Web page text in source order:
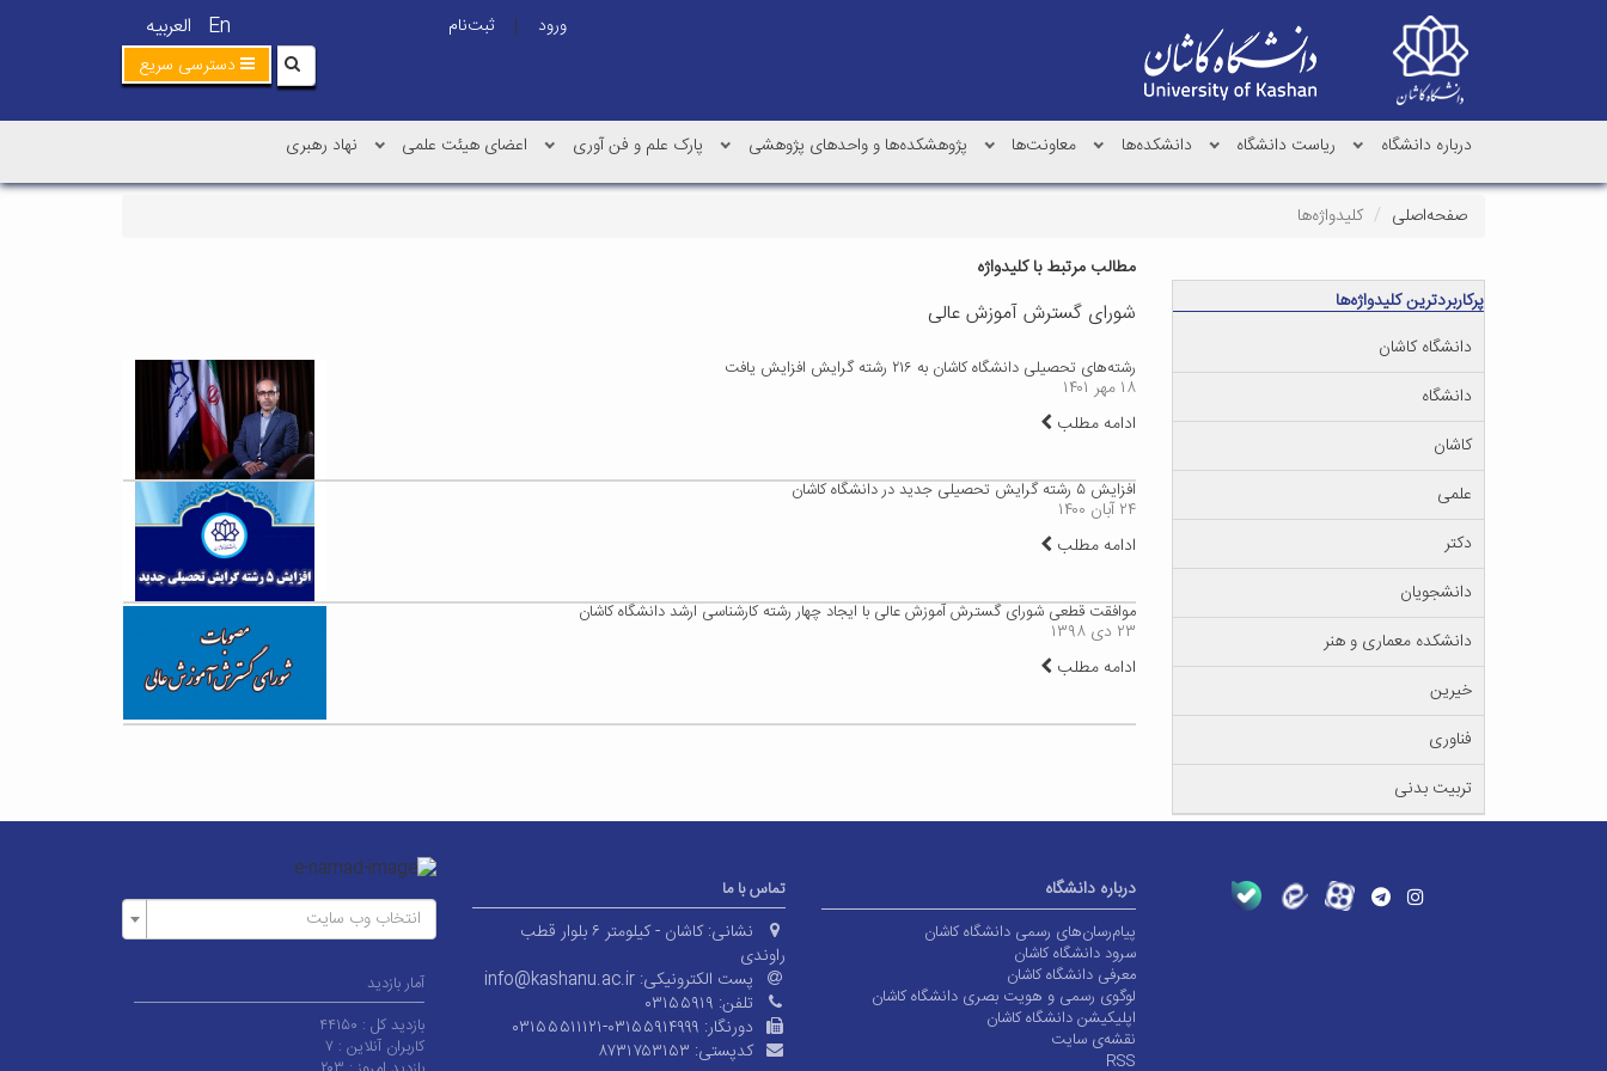
En العربیه ورود |
ثبت‌نام
دسترسی سریع
درباره دانشگاه ریاست دانشگاه دانشکده‌ها معاونت‌ها پژوهشکده‌ها و واحدهای پژوهشی پارک علم و فن آوری اعضای هیئت علمی نهاد رهبری
صفحه‌اصلی
کلیدواژه‌ها
مطالب مرتبط با کلیدواژه
شورای گسترش آموزش عالی
رشته‌های تحصیلی دانشگاه کاشان به ۲۱۶ رشته گرایش افزایش یافت
۱۸ مهر ۱۴۰۱
ادامه مطلب
افزایش ۵ رشته گرایش تحصیلی جدید در دانشگاه کاشان
۲۴ آبان ۱۴۰۰
ادامه مطلب
موافقت قطعی شورای گسترش آموزش عالی با ایجاد چهار رشته کارشناسی ارشد دانشگاه کاشان
۲۳ دی ۱۳۹۸
ادامه مطلب
پرکاربردترین کلیدواژه‌ها
دانشگاه کاشان
دانشگاه
کاشان
علمی
دکتر
دانشجویان
دانشکده معماری و هنر
خیرین
فناوری
تربیت بدنی
درباره دانشگاه
پیام‌رسان‌های رسمی دانشگاه کاشان
سرود دانشگاه کاشان
معرفی دانشگاه کاشان
لوگوی رسمی و هویت بصری دانشگاه کاشان
اپلیکیشن دانشگاه کاشان
نقشه‌ی سایت
RSS
تماس با ما
نشانی:
کاشان - کیلومتر ۶ بلوار قطب
راوندی
پست الکترونیکی: info@kashanu.ac.ir
تلفن: ۰۳۱۵۵۹۱۹
دورنگار: ۰۳۱۵۵۵۱۱۱۲۱-۰۳۱۵۵۹۱۴۹۹۹
کدپستی: ۸۷۳۱۷۵۳۱۵۳
انتخاب وب سایت
آمار بازدید
بازدید کل : ۴۴۱۵۰
کاربران آنلاین : ۷